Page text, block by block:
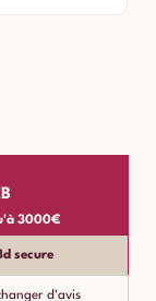
3000€
secure
d'avis